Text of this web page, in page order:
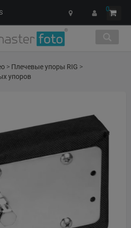
0
> Плечевые упоры RIG >
упоров